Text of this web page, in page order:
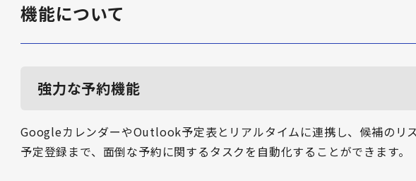
機能について
強力な予約機能
GoogleカレンダーやOutlook予定表とリアルタイムに連携し、候補のリ
予定登録まで、面倒な予約に関するタスクを自動化することができます。